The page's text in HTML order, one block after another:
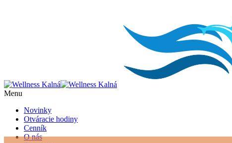
Menu
Novinky
Otváracie hodiny
Cenník
O nás